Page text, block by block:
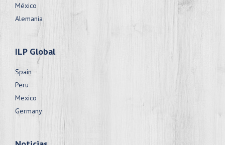
México
Alemania
ILP Global
Spain
Peru
Mexico
Germany